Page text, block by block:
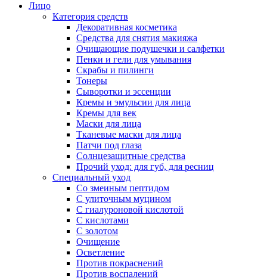
Лицо
Категория средств
Декоративная косметика
Средства для снятия макияжа
Очищающие подушечки и салфетки
Пенки и гели для умывания
Скрабы и пилинги
Тонеры
Сыворотки и эссенции
Кремы и эмульсии для лица
Кремы для век
Маски для лица
Тканевые маски для лица
Патчи под глаза
Солнцезащитные средства
Прочий уход: для губ, для ресниц
Специальный уход
Со змеиным пептидом
С улиточным муцином
С гиалуроновой кислотой
С кислотами
С золотом
Очищение
Осветление
Против покраснений
Против воспалений